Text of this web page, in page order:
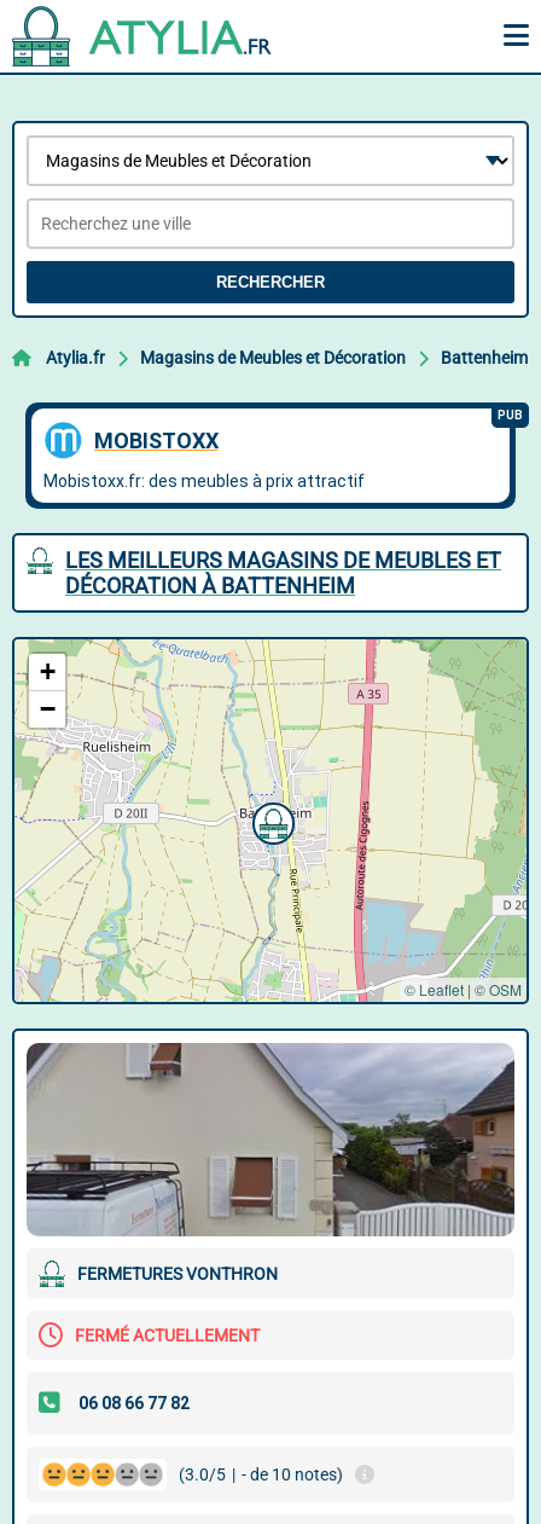
RECHERCHER
Atylia.fr Magasins de Meubles et Décoration Battenheim
LES MEILLEURS MAGASINS DE MEUBLES ET
DÉCORATION À BATTENHEIM
+
−
© Leaflet | ©OSM
FERMETURES VONTHRON
FERMÉ ACTUELLEMENT
(3.0/5 | - de 10 notes)